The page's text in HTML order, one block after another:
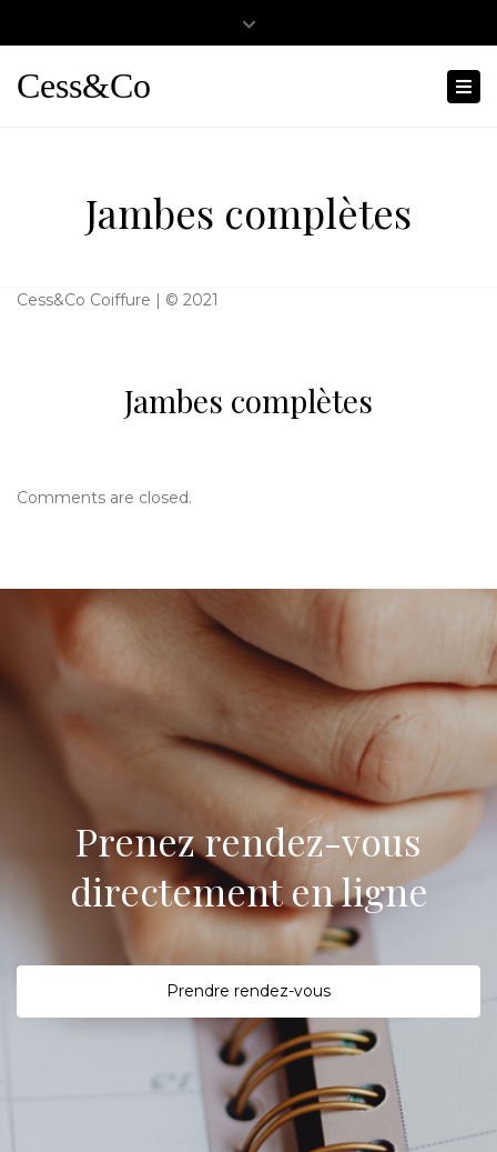
Close
Cess&Co
Jambes complètes
Cess&Co Coiffure | © 2021
Jambes complètes
Comments are closed.
Prenez rendez-vous
directement en ligne
Prendre rendez-vous